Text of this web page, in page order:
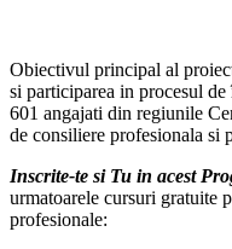
Obiectivul principal al
si participarea in procesul
601 angajati din regiunile
de consiliere profesionala si
Inscrite-te si Tu in acest
urmatoarele cursuri gratuite
profesionale: